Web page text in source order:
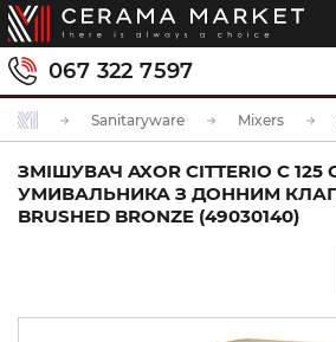
067 322 7597
Sanitaryware Mixers
ЗМІШУВАЧ AXOR CITTERIO C 125
УМИВАЛЬНИКА З ДОННИМ
BRUSHED BRONZE (49030140)